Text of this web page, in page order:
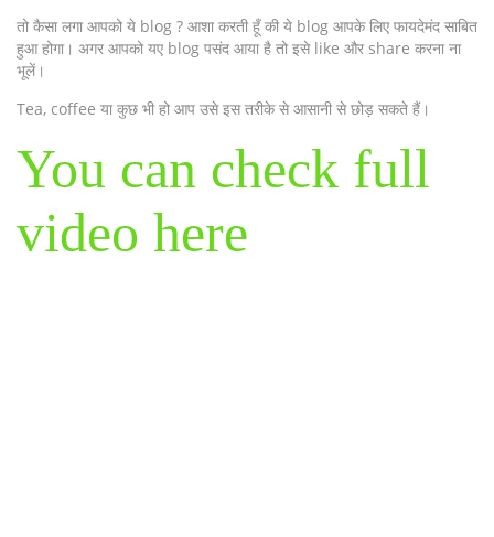
तो कैसा लगा आपको ये blog ? आशा करती हूँ की ये blog आपके लिए फायदेमंद साबित
हुआ होगा। अगर आपको यए blog पसंद आया है तो इसे like और share करना ना
भूलें।
Tea, coffee या कुछ भी हो आप उसे इस तरीके से आसानी से छोड़ सकते हैं।
You can check full
video here